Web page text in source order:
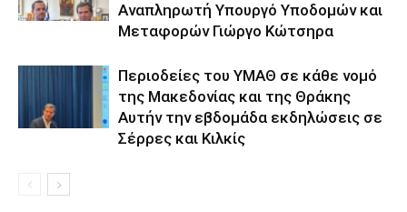
Αναπληρωτή Υπουργό Υποδομών και
Μεταφορών Γιώργο Κώτσηρα
Περιοδείες του ΥΜΑΘ σε κάθε νομό
της Μακεδονίας και της Θράκης
Αυτήν την εβδομάδα εκδηλώσεις σε
Σέρρες και Κιλκίς